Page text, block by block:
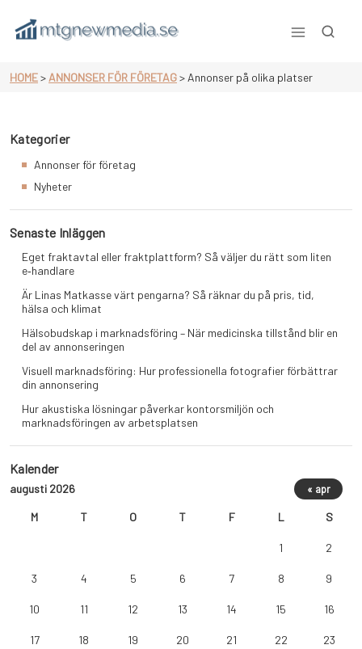
content
HOME>ANNONSER FÖR FÖRETAG>Annonser på olika platser
Kategorier
Annonser för företag
Nyheter
Senaste Inläggen
Eget fraktavtal eller fraktplattform? Så väljer du rätt som liten
e‑handlare
Är Linas Matkasse värt pengarna? Så räknar du på pris, tid,
hälsa och klimat
Hälsobudskap i marknadsföring – När medicinska tillstånd blir en
del av annonseringen
Visuell marknadsföring: Hur professionella fotografier förbättrar
din annonsering
Hur akustiska lösningar påverkar kontorsmiljön och
marknadsföringen av arbetsplatsen
Kalender
augusti 2026
M T O T F L S
1 2
3 4 5 6 7 8 9
10 11 12 13 14 15 16
17 18 19 20 21 22 23
« apr